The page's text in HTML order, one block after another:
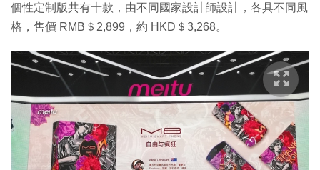
個性定制版共有十款，由不同國家設計師設計，各具不同風
格，售價 RMB＄2,899，約 HKD＄3,268。